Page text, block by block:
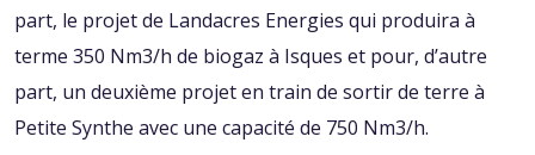
part, le projet de Landacres Energies qui produira à
terme 350 Nm3/h de biogaz à Isques et pour, d’autre
part, un deuxième projet en train de sortir de terre à
Petite Synthe avec une capacité de 750 Nm3/h.